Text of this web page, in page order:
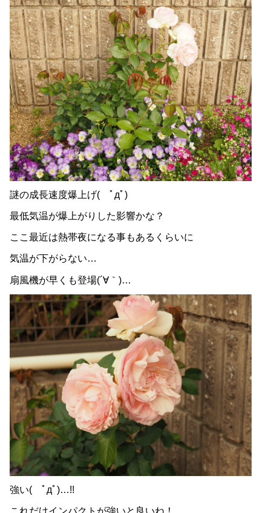
謎の成長速度爆上げ( ﾟдﾟ)
最低気温が爆上がりした影響かな？
ここ最近は熱帯夜になる事もあるくらいに
気温が下がらない…
扇風機が早くも登場(´∀｀)…
強い( ﾟдﾟ)…!!